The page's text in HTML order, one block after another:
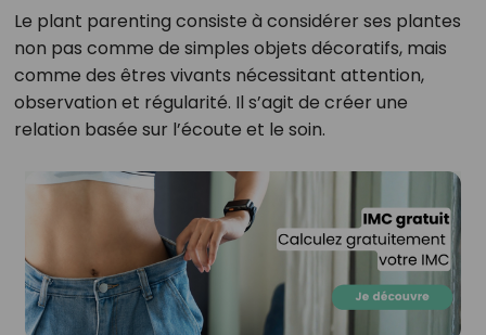
Le plant parenting consiste à considérer ses plantes
non pas comme de simples objets décoratifs, mais
comme des êtres vivants nécessitant attention,
observation et régularité. Il s’agit de créer une
relation basée sur l’écoute et le soin.